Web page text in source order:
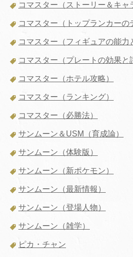
コマスター（ストーリー＆キャ
コマスター（トップランカーの
コマスター（フィギュアの能力
コマスター（プレートの効果と
コマスター（ホテル攻略）
コマスター（ランキング）
コマスター（必勝法）
サンムーン＆USM（育成論）
サンムーン（体験版）
サンムーン（新ポケモン）
サンムーン（最新情報）
サンムーン（登場人物）
サンムーン（雑学）
ピカ・チャン